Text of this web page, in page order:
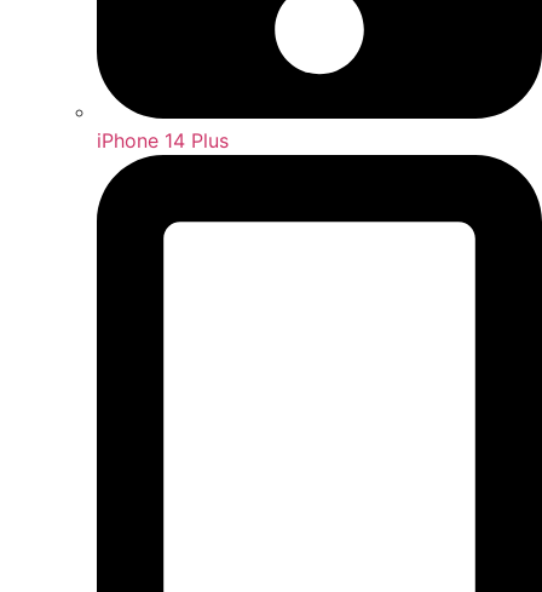
iPhone 14 Plus